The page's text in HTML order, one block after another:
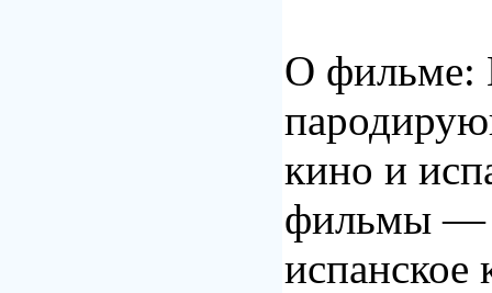
О фильме:
кино и
фильмы —
испанское